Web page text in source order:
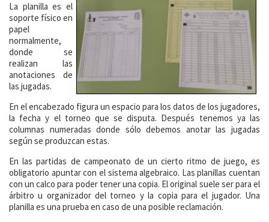
La planilla es el
soporte físico en
papel
normalmente,
donde se
realizan las
anotaciones de
las jugadas.
En el encabezado figura un espacio para los datos de los jugadores,
la fecha y el torneo que se disputa. Después tenemos ya las
columnas numeradas donde sólo debemos anotar las jugadas
según se produzcan estas.
En las partidas de campeonato de un cierto ritmo de juego, es
obligatorio apuntar con el sistema algebraico. Las planillas cuentan
con un calco para poder tener una copia. El original suele ser para el
árbitro u organizador del torneo y la copia para el jugador. Una
planilla es una prueba en caso de una posible reclamación.